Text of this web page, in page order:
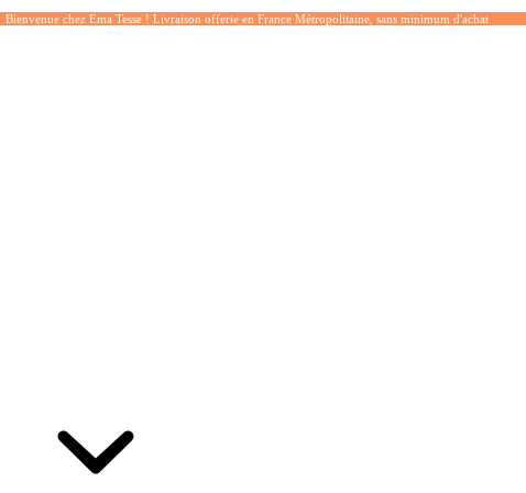
Bienvenue chez Ema Tesse ! Livraison offerte en France Métropolitaine, sans minimum d'achat